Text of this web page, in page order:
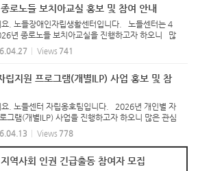
로노들 보치아교실 홍보 및 참여 안내
요. 노들장애인자립생활센터입니다. 노들센터는 4
년 종로노들 보치아교실을 진행하고자 하오니 많
참여 부탁드립니다. -그림 속 텍스트- 2026년 종로
교실 일시 : 2026년 4월 30일(목)~10월 15일(목),
Views 741
립지원 프로그램(개별ILP) 사업 홍보 및 참
요. 노들센터 자립옹호팀입니다. 2026년 개인별 자
그램(개별ILP) 사업을 진행하고자 하오니 많은 관심
탁드립니다. -그림 속 텍스트- 2026년 개인별자립
램_지역에서 만난 자립생활 1. 모집기간 : 상시모집
Views 778
역사회 인권 긴급출동 참여자 모집